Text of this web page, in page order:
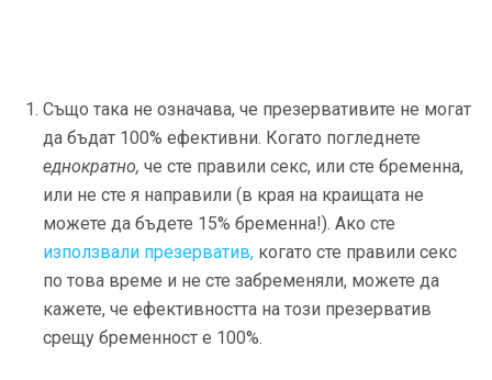
Също така не означава, че презервативите не могат
да бъдат 100% ефективни. Когато погледнете
еднократно, че сте правили секс, или сте бременна,
или не сте я направили (в края на краищата не
можете да бъдете 15% бременна!). Ако сте
използвали презерватив, когато сте правили секс
по това време и не сте забременяли, можете да
кажете, че ефективността на този презерватив
срещу бременност е 100%.